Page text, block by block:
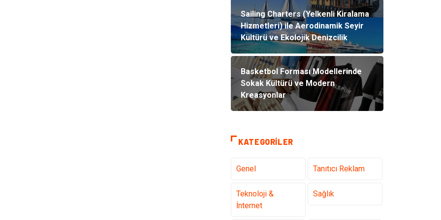
Sailing Charters (Yelkenli Kiralama
Hizmetleri) ile Aerodinamik Seyir
Kültürü ve Ekolojik Denizcilik
Basketbol Forması Modellerinde
Sokak Kültürü ve Modern
Kreasyonlar
KATEGORILER
Genel Tanıtıcı Reklam
Teknoloji &
İnternet
Sağlık